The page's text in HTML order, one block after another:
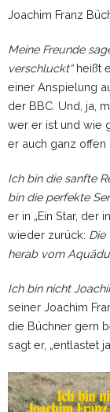
Joachim Franz
Meine Freunde
verschluckt“ heißt
einer Anspielung
der BBC. Und, ja,
wer er ist und wie
er auch ganz offen
Ich bin die sanfte
bin die perfekte
er in „Ein Star, der
wieder zurück:
herab vom
Ich bin nicht
seiner Joachim
die Büchner gern
sagt er, „entlastet